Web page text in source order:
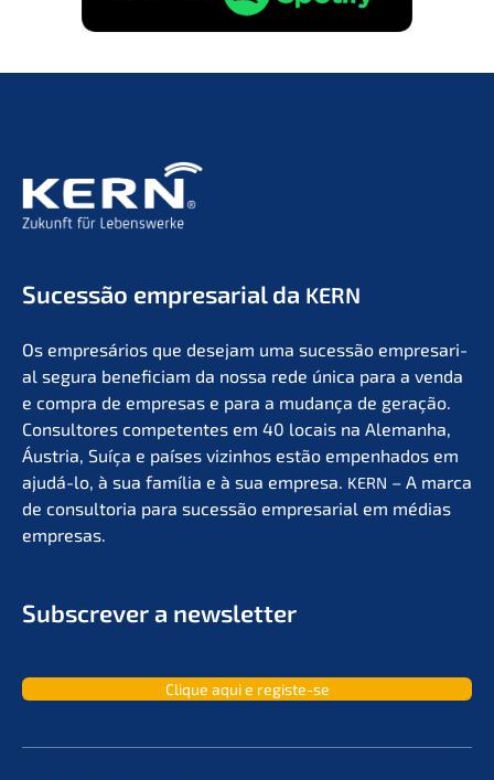
Suces­são empre­sa­ri­al da KERN
Os empresá­ri­os que desejam uma suces­são empre­sa­ri­
al segura benefi­ci­am da nossa rede única para a venda
e compra de empre­sas e para a mudan­ça de geração.
Consul­to­res compe­ten­tes em 40 locais na Aleman­ha,
Áustria, Suíça e países vizin­hos estão empen­ha­dos em
ajudá-lo, à sua família e à sua empre­sa. KERN – A marca
de consult­oria para suces­são empre­sa­ri­al em médias
empresas.
Subscrever a newsletter
Clique aqui e registe-se